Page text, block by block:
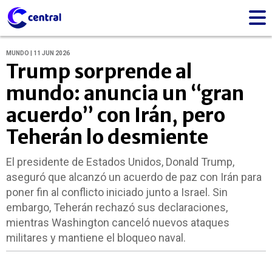
MUNDO | 11 JUN 2026
Trump sorprende al
mundo: anuncia un “gran
acuerdo” con Irán, pero
Teherán lo desmiente
El presidente de Estados Unidos, Donald Trump,
aseguró que alcanzó un acuerdo de paz con Irán para
poner fin al conflicto iniciado junto a Israel. Sin
embargo, Teherán rechazó sus declaraciones,
mientras Washington canceló nuevos ataques
militares y mantiene el bloqueo naval.